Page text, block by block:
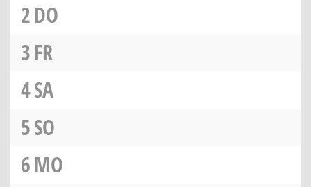
2DO
3FR
4SA
5SO
6MO